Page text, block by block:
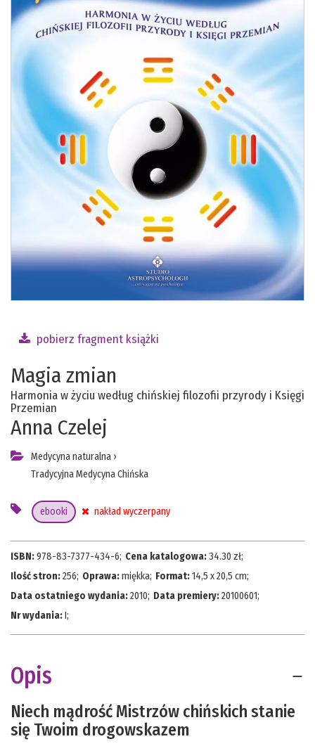
pobierz fragment książki
Magia zmian
Harmonia w życiu według chińskiej filozofii przyrody i Księgi
Przemian
Anna Czelej
Medycyna naturalna ›
Tradycyjna Medycyna Chińska
ebooki nakład wyczerpany
ISBN:978-83-7377-434-6; Cena katalogowa:34.30 zł;
Ilość stron:256; Oprawa:miękka; Format:14,5 x 20,5 cm;
Data ostatniego wydania:2010; Data premiery:20100601;
Nr wydania:I;
Opis
Niech mądrość Mistrzów chińskich stanie
się Twoim drogowskazem